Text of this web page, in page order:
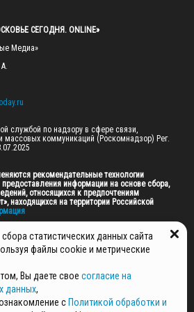
СЕГОДНЯ. ONLINE»
Медиа»
службой по надзору в сфере связи,
массовых коммуникаций (Роскомнадзор) Рег.
рекомендательные технологии
информации на основе сбора,
относящихся к предпочтениям
находящихся на территории Российской
САЙТА ПРИНАДЛЕЖАТ ГАУ МО "ЦИФРОВЫЕ
ПЕРСОНАЛЬНЫХ ДАННЫХ
статистических данных сайта
файлы cookie и метрические
Вы даете свое согласие на
данных,
с Политикой обработки и